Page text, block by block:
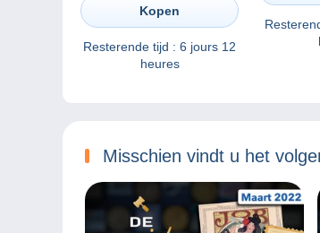
Kopen
Resterende tijd : 6 jours 12
heures
Misschien vindt u het